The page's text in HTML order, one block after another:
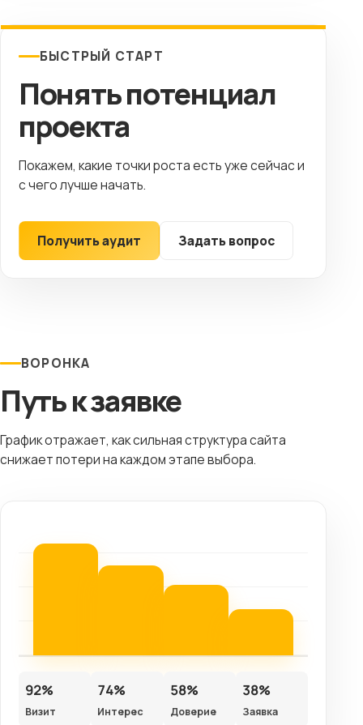
БЫСТРЫЙ СТАРТ
Понять потенциал
проекта
Покажем, какие точки роста есть уже сейчас и
с чего лучше начать.
Получить аудит Задать вопрос
ВОРОНКА
Путь к заявке
График отражает, как сильная структура сайта
снижает потери на каждом этапе выбора.
92%
Визит
74%
Интерес
58%
Доверие
38%
Заявка